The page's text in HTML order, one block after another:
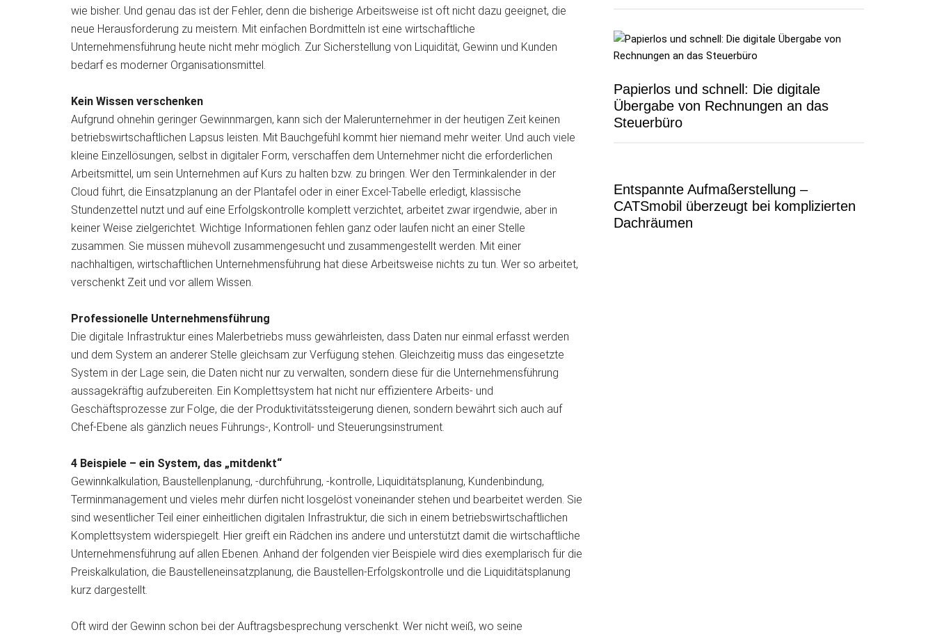
wie bisher. Und genau das ist der Fehler, denn die bisherige Arbeitsweise ist oft nicht dazu geeignet, die
neue Herausforderung zu meistern. Mit einfachen Bordmitteln ist eine wirtschaftliche
Unternehmensführung heute nicht mehr möglich. Zur Sicherstellung von Liquidität, Gewinn und Kunden
bedarf es moderner Organisationsmittel.
Kein Wissen verschenken
Aufgrund ohnehin geringer Gewinnmargen, kann sich der Malerunternehmer in der heutigen Zeit keinen
betriebswirtschaftlichen Lapsus leisten. Mit Bauchgefühl kommt hier niemand mehr weiter. Und auch viele
kleine Einzellösungen, selbst in digitaler Form, verschaffen dem Unternehmer nicht die erforderlichen
Arbeitsmittel, um sein Unternehmen auf Kurs zu halten bzw. zu bringen. Wer den Terminkalender in der
Cloud führt, die Einsatzplanung an der Plantafel oder in einer Excel-Tabelle erledigt, klassische
Stundenzettel nutzt und auf eine Erfolgskontrolle komplett verzichtet, arbeitet zwar irgendwie, aber in
keiner Weise zielgerichtet. Wichtige Informationen fehlen ganz oder laufen nicht an einer Stelle
zusammen. Sie müssen mühevoll zusammengesucht und zusammengestellt werden. Mit einer
nachhaltigen, wirtschaftlichen Unternehmensführung hat diese Arbeitsweise nichts zu tun. Wer so arbeitet,
verschenkt Zeit und vor allem Wissen.
Professionelle Unternehmensführung
Die digitale Infrastruktur eines Malerbetriebs muss gewährleisten, dass Daten nur einmal erfasst werden
und dem System an anderer Stelle gleichsam zur Verfügung stehen. Gleichzeitig muss das eingesetzte
System in der Lage sein, die Daten nicht nur zu verwalten, sondern diese für die Unternehmensführung
aussagekräftig aufzubereiten. Ein Komplettsystem hat nicht nur effizientere Arbeits- und
Geschäftsprozesse zur Folge, die der Produktivitätssteigerung dienen, sondern bewährt sich auch auf
Chef-Ebene als gänzlich neues Führungs-, Kontroll- und Steuerungsinstrument.
4 Beispiele – ein System, das „mitdenkt“
Gewinnkalkulation, Baustellenplanung, -durchführung, -kontrolle, Liquiditätsplanung, Kundenbindung,
Terminmanagement und vieles mehr dürfen nicht losgelöst voneinander stehen und bearbeitet werden. Sie
sind wesentlicher Teil einer einheitlichen digitalen Infrastruktur, die sich in einem betriebswirtschaftlichen
Komplettsystem widerspiegelt. Hier greift ein Rädchen ins andere und unterstützt damit die wirtschaftliche
Unternehmensführung auf allen Ebenen. Anhand der folgenden vier Beispiele wird dies exemplarisch für die
Preiskalkulation, die Baustelleneinsatzplanung, die Baustellen-Erfolgskontrolle und die Liquiditätsplanung
kurz dargestellt.
Oft wird der Gewinn schon bei der Auftragsbesprechung verschenkt. Wer nicht weiß, wo seine
Papierlos und schnell: Die digitale
Übergabe von Rechnungen an das
Steuerbüro
Entspannte Aufmaßerstellung –
CATSmobil überzeugt bei komplizierten
Dachräumen